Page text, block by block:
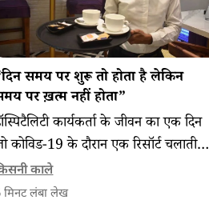
समय पर शुरू तो होता है लेकिन
पर ख़त्म नहीं होता”
कार्यकर्ता के जीवन का एक दिन
कोविड-19 के दौरान एक रिसॉर्ट चलाती हैं
सहयोगियों की अपनी टीम को सम्भालने
काम करती हैं।
काले
मिनट लंबा लेख